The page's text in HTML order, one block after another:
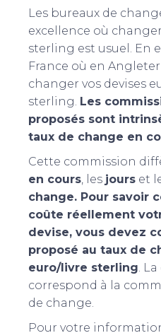
Les bureaux de
excellence où
sterling est usuel. En
France où en
changer vos devises
sterling. Les
proposés sont
taux de change en
Cette commission
en cours , les jours et
change. Pour savoir
coûte réellement
devise, vous devez
proposé au taux de
euro/livre sterling .
correspond à la
de change.
Pour votre